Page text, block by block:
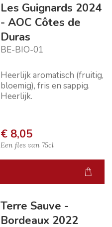
Les Guignards 2024
- AOC Côtes de
Duras
BE-BIO-01
Heerlijk aromatisch (fruitig,
bloemig), fris en sappig.
Heerlijk.
€ 8,05
Een fles van 75cl
Terre Sauve -
Bordeaux 2022